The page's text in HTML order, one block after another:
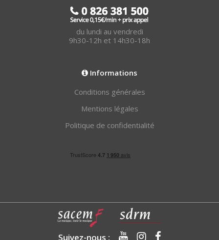
du lundi au vendredi
9h30-12h et 14h30-18h
Informations
Conditions générales
Mentions légales
Politique de confidentialité
Suivez-nous :